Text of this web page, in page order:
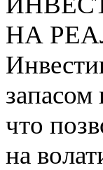
НА
что
на